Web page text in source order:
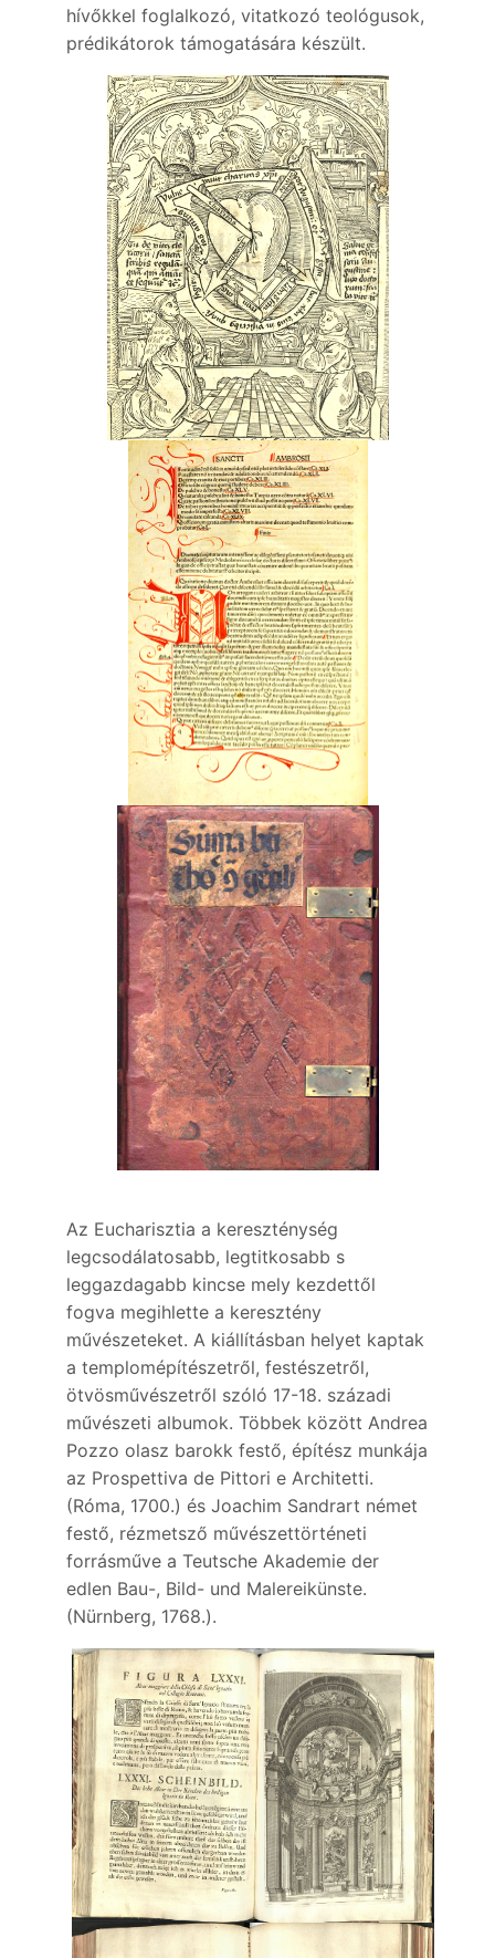
hívőkkel foglalkozó, vitatkozó teológusok,
prédikátorok támogatására készült.
Az Eucharisztia a kereszténység
legcsodálatosabb, legtitkosabb s
leggazdagabb kincse mely kezdettől
fogva megihlette a keresztény
művészeteket. A kiállításban helyet kaptak
a templomépítészetről, festészetről,
ötvösművészetről szóló 17-18. századi
művészeti albumok. Többek között Andrea
Pozzo olasz barokk festő, építész munkája
az Prospettiva de Pittori e Architetti.
(Róma, 1700.) és Joachim Sandrart német
festő, rézmetsző művészettörténeti
forrásműve a Teutsche Akademie der
edlen Bau-, Bild- und Malereikünste.
(Nürnberg, 1768.).